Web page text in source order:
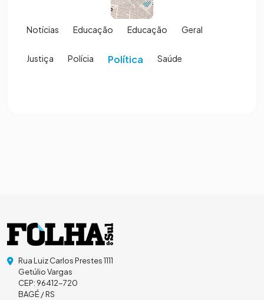
Notícias Educação Educação Geral
Justiça Polícia Política Saúde
Rua Luiz Carlos Prestes 1111
Getúlio Vargas
CEP: 96412-720
BAGÉ / RS